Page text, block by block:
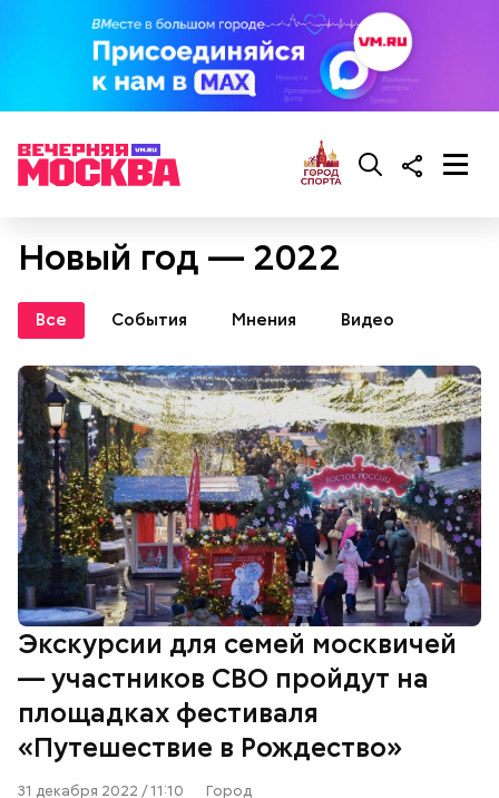
Новый год — 2022
Все События Мнения Видео
Экскурсии для семей москвичей
— участников СВО пройдут на
площадках фестиваля
«Путешествие в Рождество»
31 декабря 2022 / 11:10 Город